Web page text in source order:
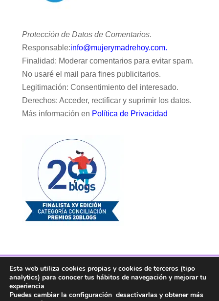
Protección de Datos de Comentarios.
Responsable:info@mujerymadrehoy.com.
Finalidad: Moderar comentarios para evitar spam.
No usaré el mail para fines publicitarios.
Legitimación: Consentimiento del interesado.
Derechos: Acceder, rectificar y suprimir los datos.
Más información en Política de Privacidad
Facebook Twitter Telegram
RSS
Instagram
Linkedin
Esta web utiliza cookies propias y cookies de terceros (tipo
analytics) para conocer tus hábitos de navegación y mejorar tu
experiencia
Puedes cambiar la configuración desactivarlas y obtener más